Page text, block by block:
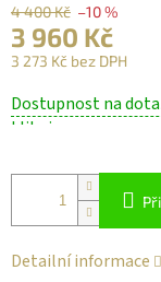
4 400 Kč –10 %
3 960 Kč
3 273 Kč bez DPH
cena:
Dostupnost na
klikni
Detailní informace